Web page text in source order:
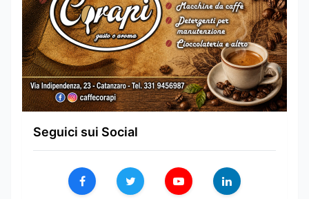
Seguici sui Social